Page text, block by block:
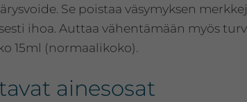
Se poistaa väsymyksen
ihoa. Auttaa vähentämään myös
15ml (normaalikoko).
ainesosat